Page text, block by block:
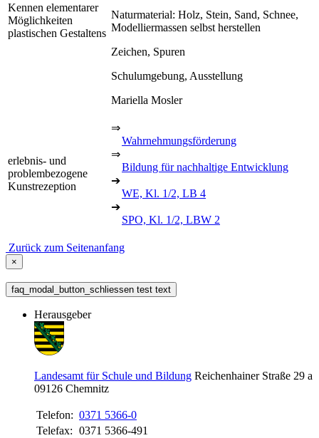
Kennen elementarer
Möglichkeiten
plastischen Gestaltens
Naturmaterial: Holz, Stein, Sand, Schnee,
Modelliermassen selbst herstellen
Zeichen, Spuren
Schulumgebung, Ausstellung
Mariella Mosler
erlebnis- und
problembezogene
Kunstrezeption
⇒
Wahrnehmungsförderung
⇒
Bildung für nachhaltige Entwicklung
➔
WE, Kl. 1/2, LB 4
➔
SPO, Kl. 1/2, LBW 2
Zurück zum Seitenanfang
×
faq_modal_button_schliessen test text
Herausgeber
Landesamt für Schule und Bildung Reichenhainer Straße 29 a
09126 Chemnitz
Telefon: 0371 5366-0
Telefax: 0371 5366-491